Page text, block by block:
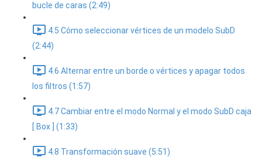
bucle de caras (2:49)
4.5 Cómo seleccionar vértices de un modelo SubD
(2:44)
4.6 Alternar entre un borde o vértices y apagar todos
los filtros (1:57)
4.7 Cambiar entre el modo Normal y el modo SubD caja
[ Box ] (1:33)
4.8 Transformación suave (5:51)